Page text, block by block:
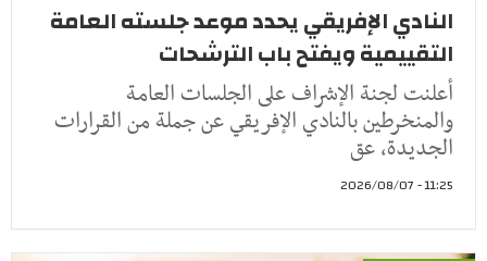
النادي الإفريقي يحدد موعد جلسته العامة
التقييمية ويفتح باب الترشحات
أعلنت لجنة الإشراف على الجلسات العامة
والمنخرطين بالنادي الإفريقي عن جملة من القرارات
الجديدة، عق
11:25 - 2026/08/07